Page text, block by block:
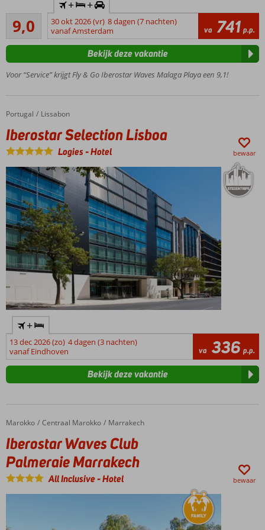
Gerenoveerde
kamers
Vlak bij het
zandstrand
Een
Splash
park
kinderen
All
ook
mogelijk
9,0Uitstekend
76
beoordelingen
+ +
30 okt 2026 (vr) 8 dagen (7 nachten)
vanaf Amsterdam
va 741 p.p.
Voor “Service” krijgt Fly & Go Iberostar Waves Malaga Playa een 9,1!
Bekijk deze vakantie
Home
Portugal Lissabon
Iberostar Selection Lisboa
Iberostar Selection Lisboa
Logies-Hotel bewaar
+
13 dec 2026 (zo) 4 dagen (3 nachten)
vanaf Eindhoven
va 336 p.p.
Bekijk deze vakantie
Home
Marokko Centraal Marokko Marrakech
Iberostar Waves Club Palmeraie Marrakech
Iberostar Waves Club
Palmeraie Marrakech
All Inclusive-Hotel bewaar